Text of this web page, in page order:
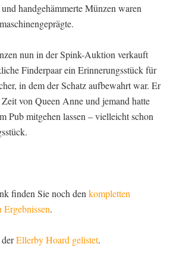
handgehämmerte Münzen waren
nun in der Spink-Auktion verkauft
Finderpaar ein Erinnerungsstück für
in dem der Schatz aufbewahrt war. Er
von Queen Anne und jemand hatte
Pub mitgehen lassen – vielleicht schon
finden Sie noch den kompletten
.
Ellerby Hoard gelistet.